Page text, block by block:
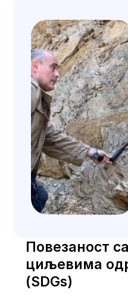
Повезаност
циљевима
(SDGs)